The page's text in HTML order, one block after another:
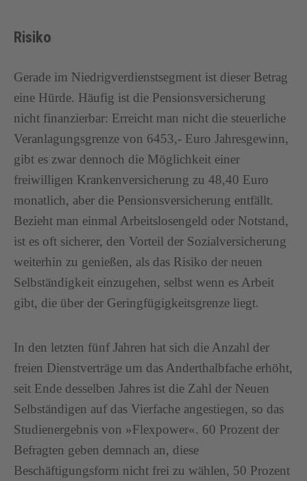
Risiko
Gerade im Niedrigverdienstsegment ist dieser Betrag
eine Hürde. Häufig ist die Pensionsversicherung
nicht finanzierbar: Erreicht man nicht die steuerliche
Veranlagungsgrenze von 6453,- Euro Jahresgewinn,
gibt es zwar dennoch die Möglichkeit einer
freiwilligen Krankenversicherung zu 48,40 Euro
monatlich, aber die Pensionsversicherung entfällt.
Bezieht man einmal Arbeitslosengeld oder Notstand,
ist es oft sicherer, den Vorteil der Sozialversicherung
weiterhin zu genießen, als das Risiko der neuen
Selbständigkeit einzugehen, selbst wenn es Arbeit
gibt, die über der Geringfügigkeitsgrenze liegt.
In den letzten fünf Jahren hat sich die Anzahl der
freien Dienstverträge um das Anderthalbfache erhöht,
seit Ende desselben Jahres ist die Zahl der Neuen
Selbständigen auf das Vierfache angestiegen, so das
Studienergebnis von »Flexpower«. 60 Prozent der
Befragten geben demnach an, diese
Beschäftigungsform nicht frei zu wählen, 50 Prozent